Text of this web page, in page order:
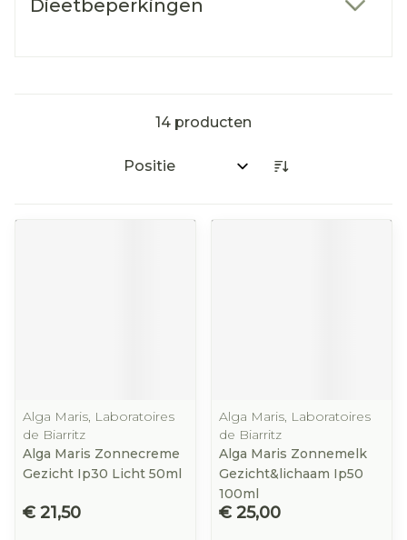
Dieetbeperkingen
14 producten
Sorteer op:
Alga Maris, Laboratoires
de Biarritz
Alga Maris Zonnecreme
Gezicht Ip30 Licht 50ml
€ 21,50
Alga Maris, Laboratoires
de Biarritz
Alga Maris Zonnemelk
Gezicht&lichaam Ip50
100ml
€ 25,00